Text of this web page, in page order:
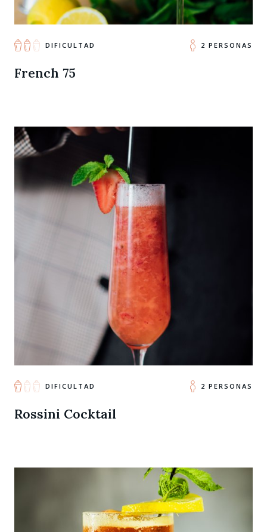
DIFICULTAD 2 PERSONAS
French 75
DIFICULTAD 2 PERSONAS
Rossini Cocktail